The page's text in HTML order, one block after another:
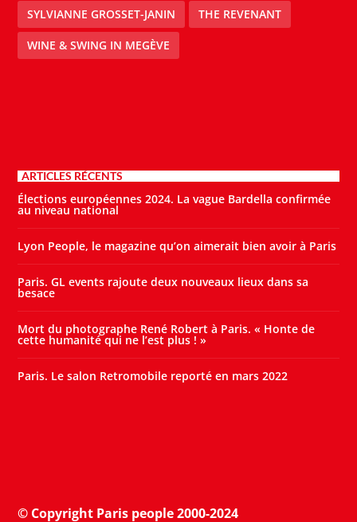
SYLVIANNE GROSSET-JANIN THE REVENANT
WINE & SWING IN MEGÈVE
ARTICLES RÉCENTS
Élections européennes 2024. La vague Bardella confirmée
au niveau national
Lyon People, le magazine qu’on aimerait bien avoir à Paris
Paris. GL events rajoute deux nouveaux lieux dans sa
besace
Mort du photographe René Robert à Paris. « Honte de
cette humanité qui ne l’est plus ! »
Paris. Le salon Retromobile reporté en mars 2022
© Copyright Paris people 2000-2024